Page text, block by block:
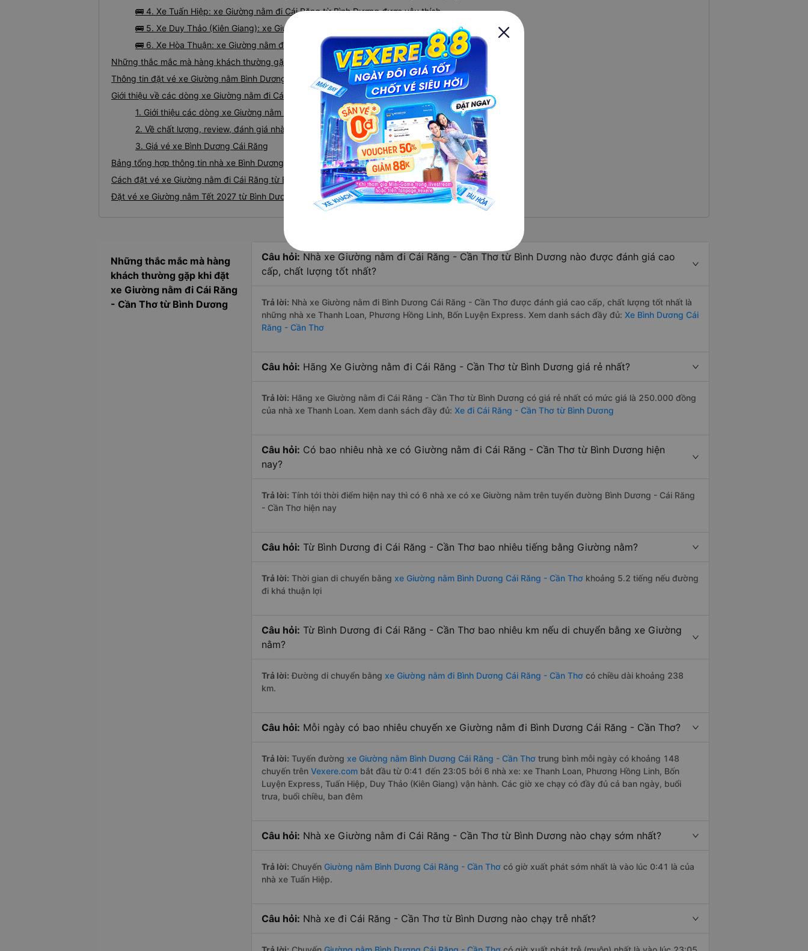
🚌 4. Xe Tuấn Hiệp: xe Giường nằm đi Cái Răng từ Bình Dương được yêu thích
🚌 5. Xe Duy Thảo (Kiên Giang): xe Giường nằm đi Cái Răng từ Bình Dương được đánh giá cao
🚌 6. Xe Hòa Thuận: xe Giường nằm đi Cái Răng từ Bình Dương uy tín
Những thắc mắc mà hàng khách thường gặp khi đặt xe Giường nằm đi Bình Dương từ Cái Răng
Thông tin đặt vé xe Giường nằm Bình Dương Cái Răng của các nhà xe
Giới thiệu về các dòng xe Giường nằm đi Cái Răng từ Bình Dương
1. Giới thiệu các dòng xe Giường nằm Bình Dương Cái Răng
2. Về chất lượng, review, đánh giá nhà xe Bình Dương Cái Răng Giường nằm
3. Giá vé xe Bình Dương Cái Răng
Bảng tổng hợp thông tin nhà xe Bình Dương - Cái Răng
Cách đặt vé xe Giường nằm đi Cái Răng từ Bình Dương nhanh và uy tín nhất
Đặt vé xe Giường nằm Tết 2027 từ Bình Dương đi Cái Răng
Những thắc mắc mà hàng
khách thường gặp khi đặt
xe Giường nằm đi Cái Răng
- Cần Thơ từ Bình Dương
Câu hỏi: Nhà xe Giường nằm đi Cái Răng - Cần Thơ từ Bình Dương nào được đánh giá cao
cấp, chất lượng tốt nhất?
Trả lời: Nhà xe Giường nằm đi Bình Dương Cái Răng - Cần Thơ được đánh giá cao cấp, chất lượng tốt nhất là
những nhà xe Thanh Loan, Phương Hồng Linh, Bốn Luyện Express. Xem danh sách đầy đủ: Xe Bình Dương Cái
Răng - Cần Thơ
Câu hỏi: Hãng Xe Giường nằm đi Cái Răng - Cần Thơ từ Bình Dương giá rẻ nhất?
Trả lời: Hãng xe Giường nằm đi Cái Răng - Cần Thơ từ Bình Dương có giá rẻ nhất có mức giá là 250.000 đồng
của nhà xe Thanh Loan. Xem danh sách đầy đủ: Xe đi Cái Răng - Cần Thơ từ Bình Dương
Câu hỏi: Có bao nhiêu nhà xe có Giường nằm đi Cái Răng - Cần Thơ từ Bình Dương hiện
nay?
Trả lời: Tính tới thời điểm hiện nay thì có 6 nhà xe có xe Giường nằm trên tuyến đường Bình Dương - Cái Răng
- Cần Thơ hiện nay
Câu hỏi: Từ Bình Dương đi Cái Răng - Cần Thơ bao nhiêu tiếng bằng Giường nằm?
Trả lời: Thời gian di chuyển bằng xe Giường nằm Bình Dương Cái Răng - Cần Thơ khoảng 5.2 tiếng nếu đường
đi khá thuận lợi
Câu hỏi: Từ Bình Dương đi Cái Răng - Cần Thơ bao nhiêu km nếu di chuyển bằng xe Giường
nằm?
Trả lời: Đường di chuyển bằng xe Giường nằm đi Bình Dương Cái Răng - Cần Thơ có chiều dài khoảng 238
km.
Câu hỏi: Mỗi ngày có bao nhiêu chuyến xe Giường nằm đi Bình Dương Cái Răng - Cần Thơ?
Trả lời: Tuyến đường xe Giường nằm Bình Dương Cái Răng - Cần Thơ trung bình mỗi ngày có khoảng 148
chuyến trên Vexere.com bắt đầu từ 0:41 đến 23:05 bởi 6 nhà xe: xe Thanh Loan, Phương Hồng Linh, Bốn
Luyện Express, Tuấn Hiệp, Duy Thảo (Kiên Giang) vận hành. Các giờ xe chạy có đầy đủ cả ban ngày, buổi
trưa, buổi chiều, ban đêm
Câu hỏi: Nhà xe Giường nằm đi Cái Răng - Cần Thơ từ Bình Dương nào chạy sớm nhất?
Trả lời: Chuyến Giường nằm Bình Dương Cái Răng - Cần Thơ có giờ xuất phát sớm nhất là vào lúc 0:41 là của
nhà xe Tuấn Hiệp.
Câu hỏi: Nhà xe đi Cái Răng - Cần Thơ từ Bình Dương nào chạy trễ nhất?